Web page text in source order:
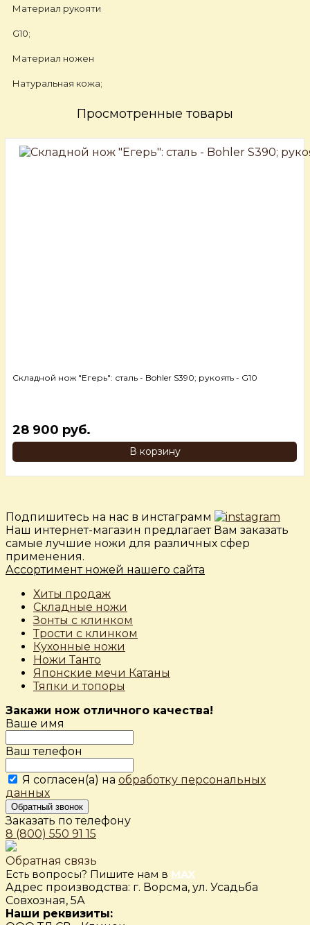
Материал рукояти
G10;
Материал ножен
Натуральная кожа;
Просмотренные товары
Складной нож "Егерь": сталь - Bohler S390; рукоять - G10
28 900 руб.
В корзину
Подпишитесь на нас в инстаграмм
Наш интернет-магазин предлагает Вам заказать
самые лучшие ножи для различных сфер
применения.
Ассортимент ножей нашего сайта
Хиты продаж
Складные ножи
Зонты с клинком
Трости с клинком
Кухонные ножи
Ножи Танто
Японские мечи Катаны
Тяпки и топоры
Закажи нож отличного качества!
Ваше имя
Ваш телефон
Я согласен(а) на обработку персональных
данных
Обратный звонок
Заказать по телефону
8 (800) 550 91 15
Обратная связь
Есть вопросы? Пишите нам в MAX
Адрес производства: г. Ворсма, ул. Усадьба
Совхозная, 5А
Наши реквизиты: